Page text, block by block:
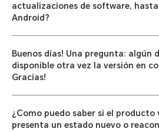
actualizaciones de software,
Android?
Buenos días! Una pregunta: algún
disponible otra vez la versión en
Gracias!
¿Como puedo saber si el producto
presenta un estado nuevo o